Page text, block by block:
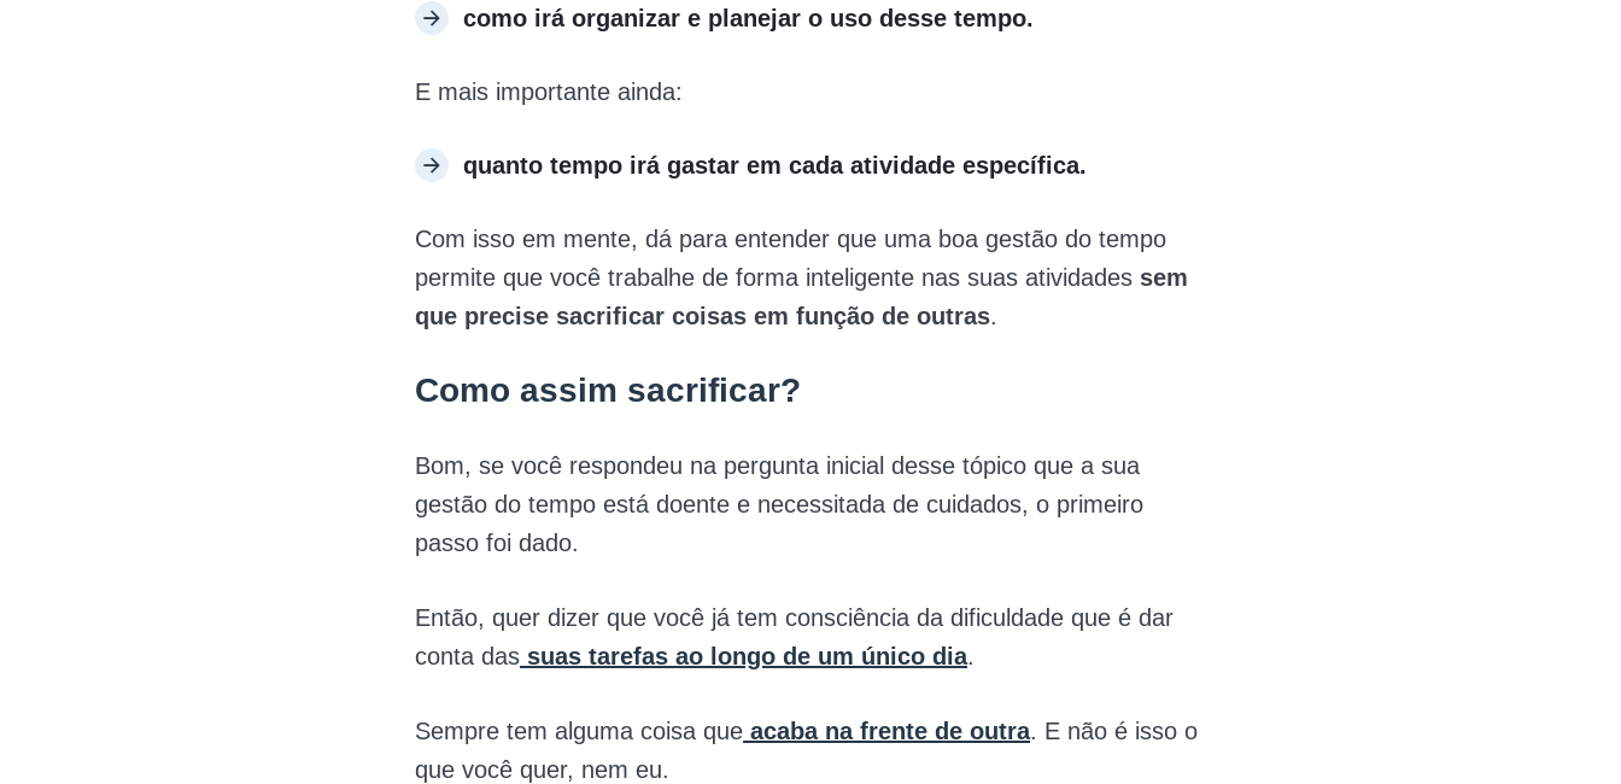
como irá organizar e planejar o uso desse tempo.
E mais importante ainda:
quanto tempo irá gastar em cada atividade específica.
Com isso em mente, dá para entender que uma boa gestão do tempo
permite que você trabalhe de forma inteligente nas suas atividades sem
que precise sacrificar coisas em função de outras.
Como assim sacrificar?
Bom, se você respondeu na pergunta inicial desse tópico que a sua
gestão do tempo está doente e necessitada de cuidados, o primeiro
passo foi dado.
Então, quer dizer que você já tem consciência da dificuldade que é dar
conta das suas tarefas ao longo de um único dia.
Sempre tem alguma coisa que acaba na frente de outra. E não é isso o
que você quer, nem eu.